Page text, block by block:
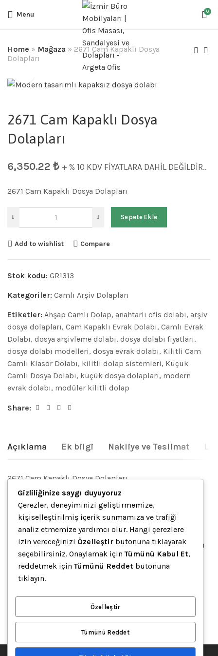
Menu 0
Home » Mağaza » 2671 Cam Kapaklı Dosya
Dolapları
2671 Cam Kapaklı Dosya
Dolapları
6,350.22 ₺ + % 10 KDV FİYATLARA DAHİL DEĞİLDİR..
2671 Cam Kapaklı Dosya Dolapları
Sepete Ekle
Add to wishlist Compare
Stok kodu: GR1313
Kategoriler: Camlı Arşiv Dolapları
Etiketler: Ahşap Camlı Dolap, anahtarlı ofis dolabı, arşiv
dosya dolapları, Cam Kapaklı Evrak Dolabı, Camlı Evrak
Dolabı, dosya arşivleme dolabı, dosya dolabı fiyatları,
dosya dolabı modelleri, dosya evrak dolabı, Kilitli Cam
Camlı Klasör Dolabı, kilitli dolap sistemleri, Küçük
Camlı Dosya Dolabı, küçük dosya dolapları, modern
evrak dolabı, modüler kilitli dolap
Share:
Açıklama Ek bilgi Nakliye ve Teslimat
2671 Cam Kapaklı Dosya Dolapları
İlgili ürünler
Sepete Ekle
Gizliliğinize saygı duyuyoruz
Çerezler, deneyiminizi geliştirmemize,
kişiselleştirilmiş içerik sunmamıza ve trafiği
analiz etmemize yardımcı olur. Hangi çerezlere
izin vereceğinizi Özelleştir butonuna tıklayarak
seçebilirsiniz. Onaylamak içinTümünü Kabul Et,
reddetmek içinTümünü Reddet butonuna
tıklayın.
Özelleştir
Tümünü Reddet